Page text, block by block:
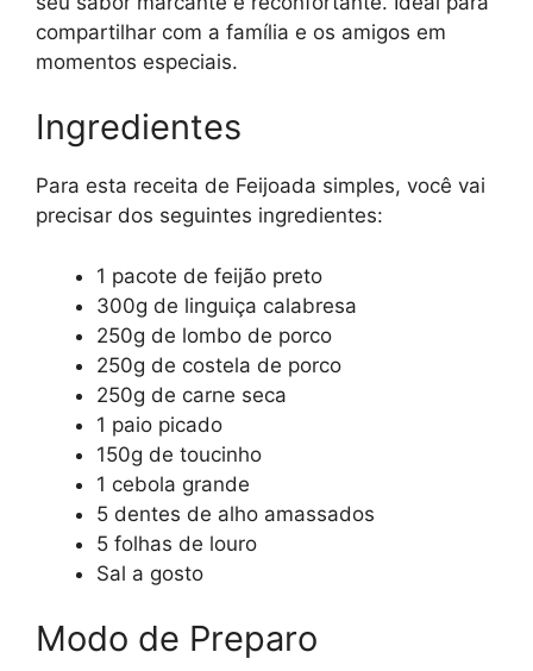
compartilhar com a família e os amigos em
momentos especiais.
Ingredientes
Para esta receita de Feijoada simples, você vai
precisar dos seguintes ingredientes:
1 pacote de feijão preto
300g de linguiça calabresa
250g de lombo de porco
250g de costela de porco
250g de carne seca
1 paio picado
150g de toucinho
1 cebola grande
5 dentes de alho amassados
5 folhas de louro
Sal a gosto
Modo de Preparo